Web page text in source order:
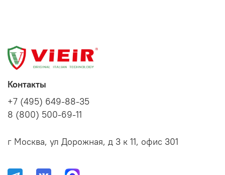
Контакты
+7 (495) 649-88-35
8 (800) 500-69-11
г Москва, ул Дорожная, д 3 к 11, офис 301